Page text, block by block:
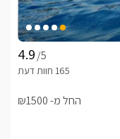
/5
החל מ- ₪1500